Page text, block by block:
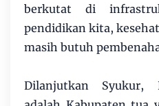
berkutat di
pendidikan kita,
masih butuh
Dilanjutkan Syukur,